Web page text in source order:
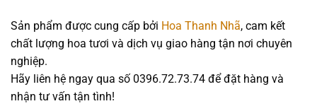
Sản phẩm được cung cấp bởi Hoa Thanh Nhã, cam kết
chất lượng hoa tươi và dịch vụ giao hàng tận nơi chuyên
nghiệp.
Hãy liên hệ ngay qua số 0396.72.73.74 để đặt hàng và
nhận tư vấn tận tình!